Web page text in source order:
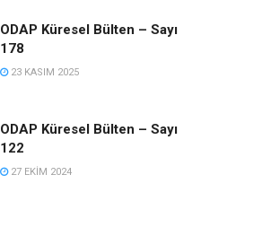
ODAP Küresel Bülten – Sayı
178
23 KASIM 2025
ODAP Küresel Bülten – Sayı
122
27 EKIM 2024